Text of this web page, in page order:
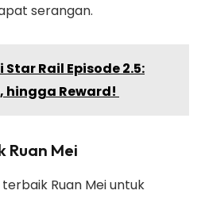
serangan.
Star Rail Episode 2.5:
hingga Reward!
Ruan Mei
Ruan Mei untuk